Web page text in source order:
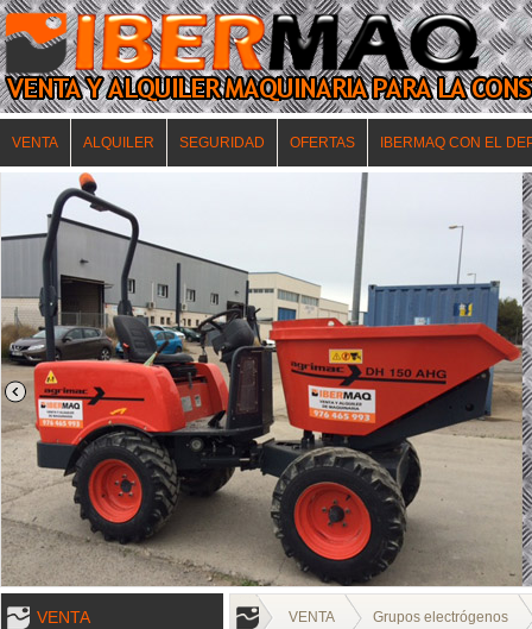
VENTA ALQUILER SEGURIDAD OFERTAS IBERMAQ CON EL
VENTA VENTA Grupos electrógenos